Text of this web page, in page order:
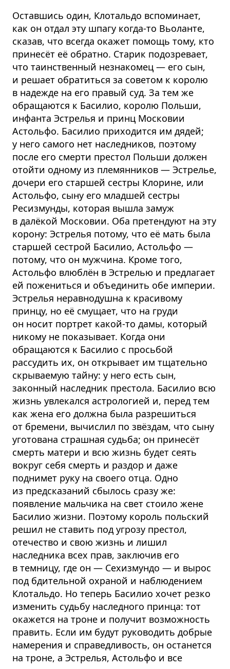
Оставшись один, Клотальдо вспоминает,
как он отдал эту шпагу когда-то Вьоланте,
сказав, что всегда окажет помощь тому, кто
принесёт её обратно. Старик подозревает,
что таинственный незнакомец — его сын,
и решает обратиться за советом к королю
в надежде на его правый суд. За тем же
обращаются к Басилио, королю Польши,
инфанта Эстрелья и принц Московии
Астольфо. Басилио приходится им дядей;
у него самого нет наследников, поэтому
после его смерти престол Польши должен
отойти одному из племянников — Эстрелье,
дочери его старшей сестры Клорине, или
Астольфо, сыну его младшей сестры
Ресизмунды, которая вышла замуж
в далёкой Московии. Оба претендуют на эту
корону: Эстрелья потому, что её мать была
старшей сестрой Басилио, Астольфо —
потому, что он мужчина. Кроме того,
Астольфо влюблён в Эстрелью и предлагает
ей пожениться и объединить обе империи.
Эстрелья неравнодушна к красивому
принцу, но её смущает, что на груди
он носит портрет какой-то дамы, который
никому не показывает. Когда они
обращаются к Басилио с просьбой
рассудить их, он открывает им тщательно
скрываемую тайну: у него есть сын,
законный наследник престола. Басилио всю
жизнь увлекался астрологией и, перед тем
как жена его должна была разрешиться
от бремени, вычислил по звёздам, что сыну
уготована страшная судьба; он принесёт
смерть матери и всю жизнь будет сеять
вокруг себя смерть и раздор и даже
поднимет руку на своего отца. Одно
из предсказаний сбылось сразу же:
появление мальчика на свет стоило жене
Басилио жизни. Поэтому король польский
решил не ставить под угрозу престол,
отечество и свою жизнь и лишил
наследника всех прав, заключив его
в темницу, где он — Сехизмундо — и вырос
под бдительной охраной и наблюдением
Клотальдо. Но теперь Басилио хочет резко
изменить судьбу наследного принца: тот
окажется на троне и получит возможность
править. Если им будут руководить добрые
намерения и справедливость, он останется
на троне, а Эстрелья, Астольфо и все